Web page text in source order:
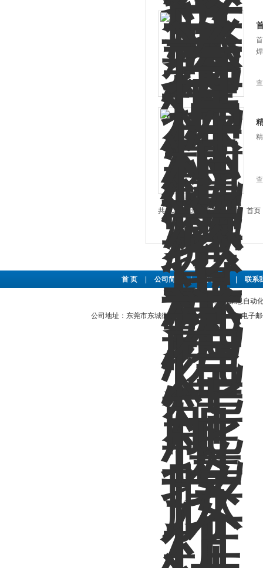
共 20 条记录，当前 1 / 2 页 首
首 页 公司简介 | 新闻资讯 联系
东莞市豪恩自动
公司地址：东莞市东城街道红宝路4号安泰大厦 电子